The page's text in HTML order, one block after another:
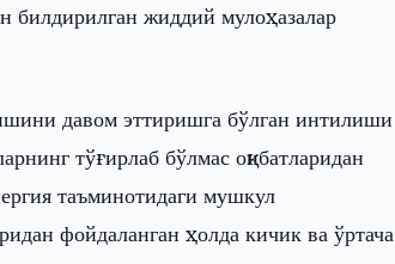
билдирилган жиддий мулоҳазалар
давом эттиришга бўлган интилиши
тўғирлаб бўлмас оқибатларидан
таъминотидаги мушкул
фойдаланган ҳолда кичик ва ўртача